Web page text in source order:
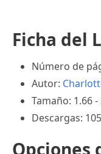
Ficha del
Número de
Autor:
Tamaño: 1.66 -
Descargas:
Opciones